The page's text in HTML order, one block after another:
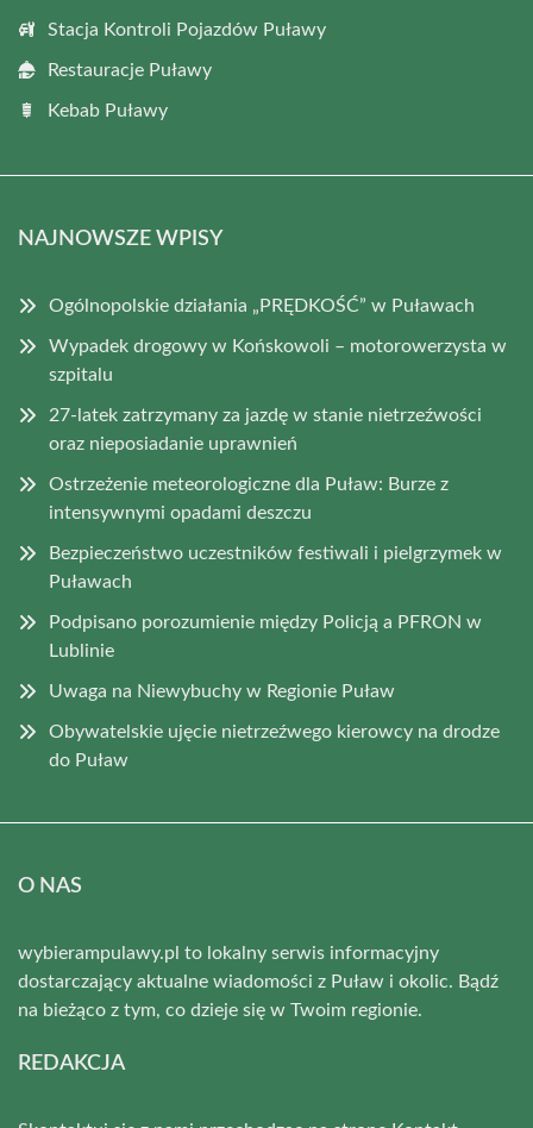
Stacja Kontroli Pojazdów Puławy
Restauracje Puławy
Kebab Puławy
NAJNOWSZE WPISY
Ogólnopolskie działania „PRĘDKOŚĆ” w Puławach
Wypadek drogowy w Końskowoli – motorowerzysta w
szpitalu
27-latek zatrzymany za jazdę w stanie nietrzeźwości
oraz nieposiadanie uprawnień
Ostrzeżenie meteorologiczne dla Puław: Burze z
intensywnymi opadami deszczu
Bezpieczeństwo uczestników festiwali i pielgrzymek w
Puławach
Podpisano porozumienie między Policją a PFRON w
Lublinie
Uwaga na Niewybuchy w Regionie Puław
Obywatelskie ujęcie nietrzeźwego kierowcy na drodze
do Puław
O NAS
wybierampulawy.pl to lokalny serwis informacyjny
dostarczający aktualne wiadomości z Puław i okolic. Bądź
na bieżąco z tym, co dzieje się w Twoim regionie.
REDAKCJA